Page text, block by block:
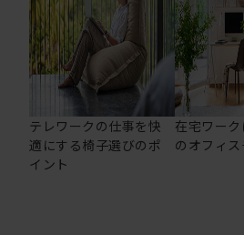
テレワークの仕事を快
適にする椅子選びのポ
イント
在宅ワー
のオフィ